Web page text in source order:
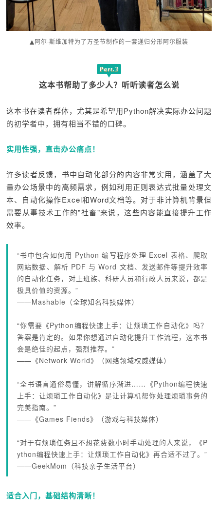
▲阿尔·斯维加特为了万圣节制作的一套递归分形阿尔服装
Part.3
这本书帮助了多少人？听听读者怎么说
这本书在读者群体，尤其是希望用Python解决实际办公问题
的初学者中，拥有相当不错的口碑。
实用性强，直击办公痛点！
许多读者反馈，书中自动化部分的内容非常实用，涵盖了大
量办公场景中的高频需求，例如利用正则表达式批量处理文
本、自动化操作Excel和Word文档等。对于非计算机背景但
需要从事技术工作的"社畜"来说，这些内容能直接提升工作
效率。
“书中包含如何用 Python 编写程序处理 Excel 表格、爬取
网站数据、解析 PDF 与 Word 文档、发送邮件等提升效率
的自动化任务，对上班族、科研人员和行政人员来说，都是
极具价值的资源。”
——Mashable（全球知名科技媒体）
“你需要《Python编程快速上手：让烦琐工作自动化》吗？
答案是肯定的。如果你想通过自动化提升工作流程，这本书
会是绝佳的起点，强烈推荐。”
——《Network World》（网络领域权威媒体）
“全书语言通俗易懂，讲解循序渐进……《Python编程快速
上手：让烦琐工作自动化》是让计算机帮你处理烦琐事务的
完美指南。”
——《Games Fiends》（游戏与科技媒体）
“对于有烦琐任务且不想花费数小时手动处理的人来说，《P
ython编程快速上手：让烦琐工作自动化》再合适不过了。”
——GeekMom（科技亲子生活平台）
适合入门，基础结构清晰！